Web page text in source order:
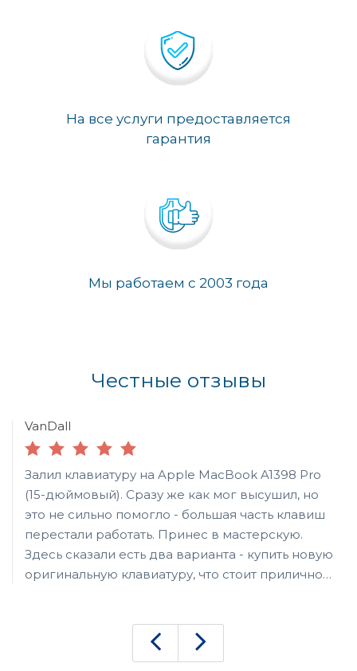
На все услуги предоставляется
гарантия
Мы работаем с 2003 года
Честные отзывы
VanDall
Залил клавиатуру на Apple MacBook A1398 Pro
(15-дюймовый). Сразу же как мог высушил, но
это не сильно помогло - большая часть клавиш
перестали работать. Принес в мастерскую.
Здесь сказали есть два варианта - купить новую
оригинальную клавиатуру, что стоит прилично,
вышло намного дешевле. Во всяком случае,
даже если сильно присматриваться, ни за что